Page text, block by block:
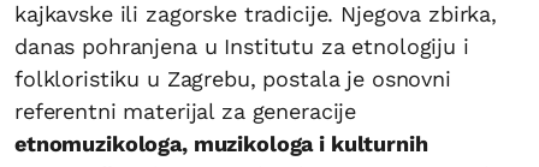
kajkavske ili zagorske tradicije. Njegova zbirka,
danas pohranjena u Institutu za etnologiju i
folkloristiku u Zagrebu, postala je osnovni
referentni materijal za generacije
etnomuzikologa, muzikologa i kulturnih